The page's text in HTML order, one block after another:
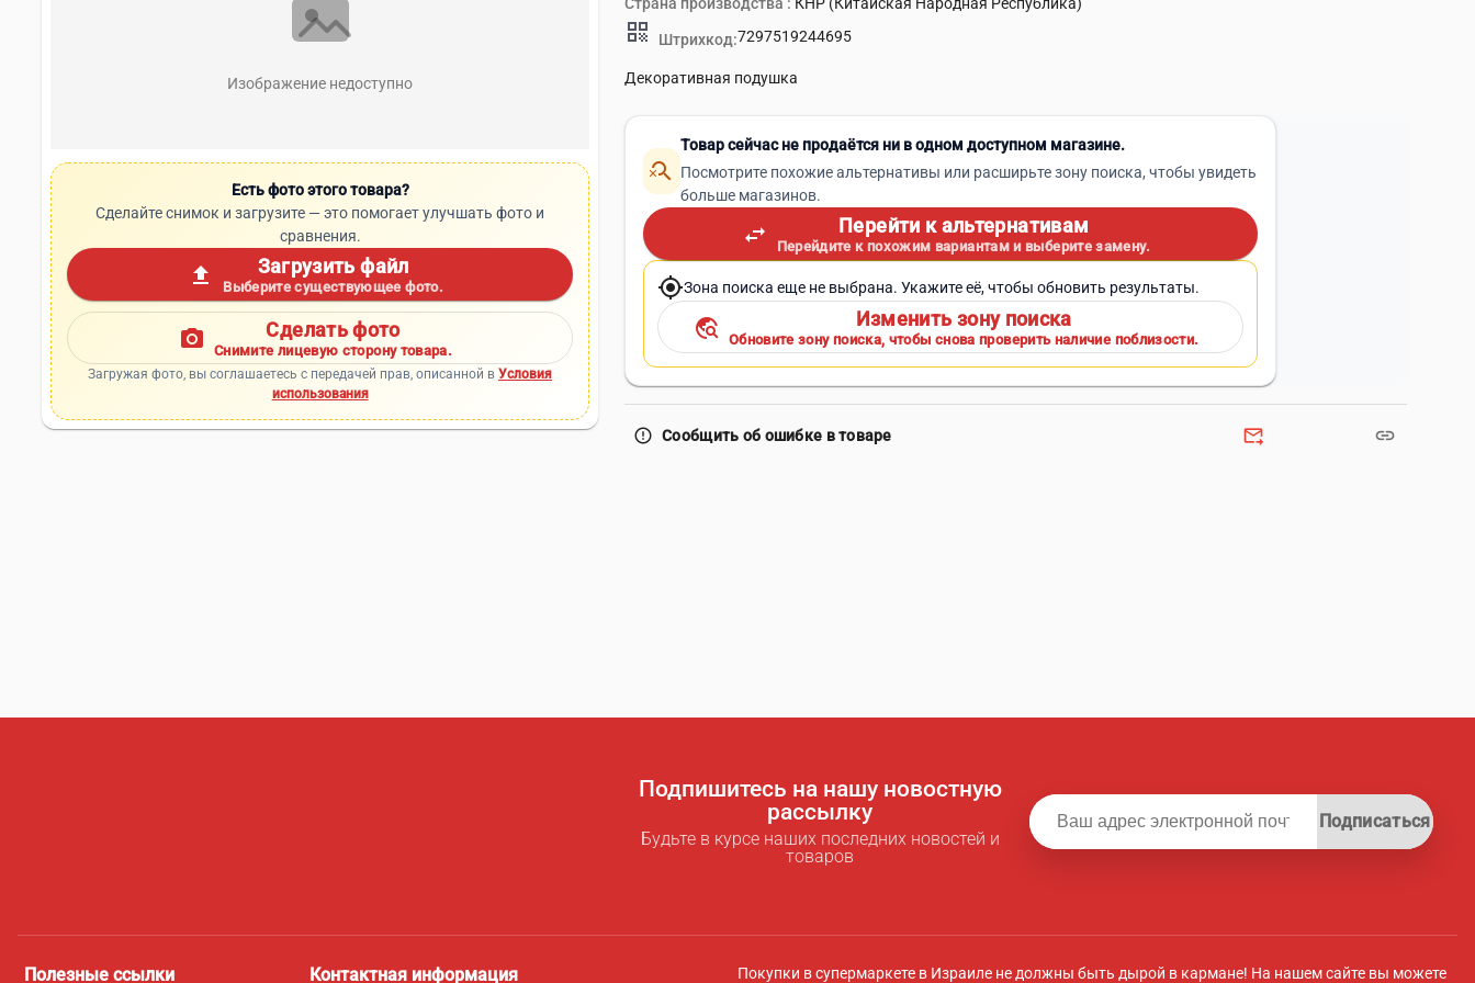
Изображение недоступно
Есть фото этого товара?
Сделайте снимок и загрузите — это помогает улучшать фото и
сравнения.
upload Загрузить файл
Выберите существующее фото.
photo_camera Сделать фото
Снимите лицевую сторону товара.
Загружая фото, вы соглашаетесь с передачей прав, описанной вУсловия
использования
qr_code Штрихкод:7297519244695
Декоративная подушка
search_off
Товар сейчас не продаётся ни в одном доступном магазине.
Посмотрите похожие альтернативы или расширьте зону поиска, чтобы увидеть
больше магазинов.
swap_horiz Перейти к альтернативам
Перейдите к похожим вариантам и выберите замену.
my_locationЗона поиска еще не выбрана. Укажите её, чтобы обновить результаты.
travel_explore Изменить зону поиска
Обновите зону поиска, чтобы снова проверить наличие поблизости.
error_outline Сообщить об ошибке в товаре forward_to_inbox link
Подпишитесь на нашу новостную
рассылку
Будьте в курсе наших последних новостей и
товаров
Подписаться
Полезные ссылки Контактная информация Покупки в супермаркете в Израиле не должны быть дырой в кармане! На нашем сайте вы можете